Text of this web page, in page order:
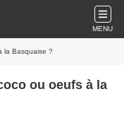
MENU
la Basquaise ?
ou oeufs à la